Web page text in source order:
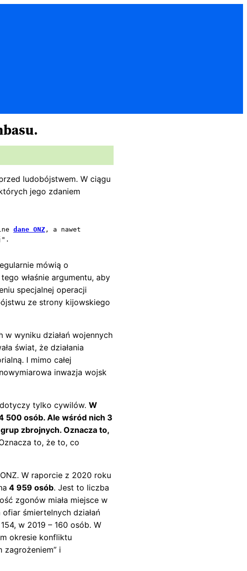
ludobójstwem. W ciągu
jego zdaniem
dane ONZ
mówią o
właśnie argumentu, aby
specjalnej operacji
ze strony kijowskiego
wyniku działań wojennych
świat, że działania
I mimo całej
inwazja wojsk
dotyczy tylko cywilów.W
500 osób. Ale wśród nich 3
zbrojnych. Oznacza to,
to, że to, co
W raporcie z 2020 roku
4 959 osób. Jest to liczba
zgonów miała miejsce w
śmiertelnych działań
w 2019 – 160 osób. W
okresie konfliktu
zagrożeniem” i